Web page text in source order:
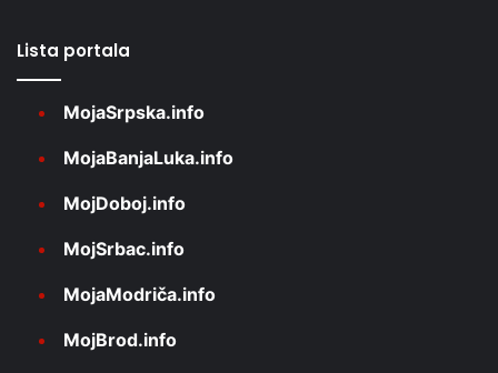
Lista portala
MojaSrpska.info
MojaBanjaLuka.info
MojDoboj.info
MojSrbac.info
MojaModriča.info
MojBrod.info